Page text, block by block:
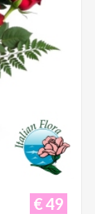
€ 49